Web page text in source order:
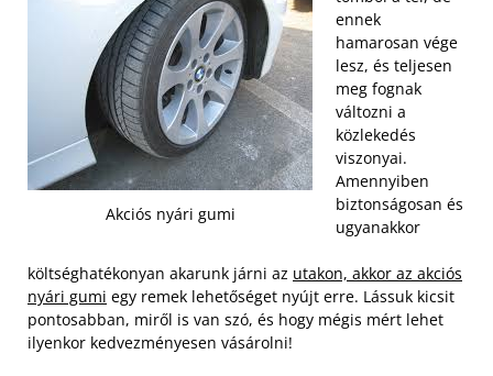
Akciós nyári gumi
ennek
hamarosan vége
lesz, és teljesen
meg fognak
változni a
közlekedés
viszonyai.
Amennyiben
biztonságosan és
ugyanakkor
költséghatékonyan akarunk járni az utakon, akkor az akciós
nyári gumi egy remek lehetőséget nyújt erre. Lássuk kicsit
pontosabban, miről is van szó, és hogy mégis mért lehet
ilyenkor kedvezményesen vásárolni!